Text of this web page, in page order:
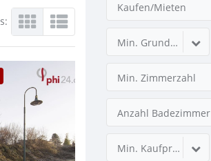
Kaufen/Mieten
Min. Grundstücksfläche
Min. Zimmerzahl
Anzahl Badezimmer
Min. Kaufpreis